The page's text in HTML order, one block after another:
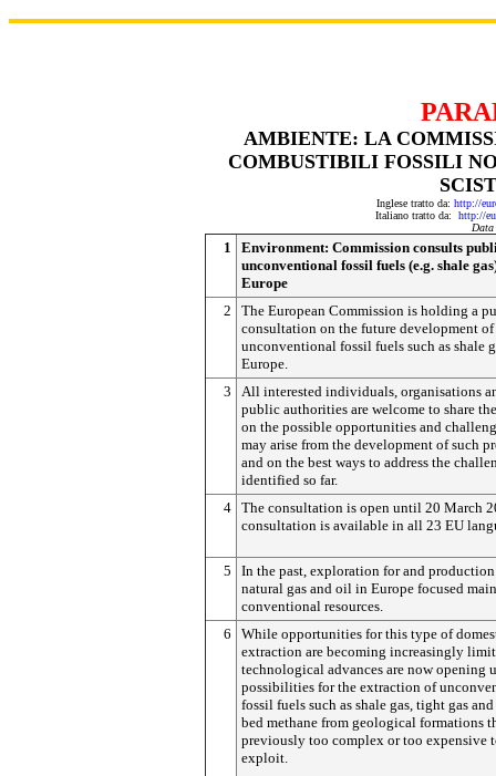
AMBIENTE: LA
COMBUSTIBILI FOSSILI
Inglese tratto da: http://
Italiano tratto da: http://
Data
1
Environment: Commission consults
unconventional fossil fuels (e.g. shale
Europe
2
The European Commission is holding a
consultation on the future development of
unconventional fossil fuels such as shale
Europe.
3
All interested individuals, organisations
public authorities are welcome to share
on the possible opportunities and
may arise from the development of such
and on the best ways to address the
identified so far.
4 The consultation is open until 20 March
consultation is available in all 23 EU
5
In the past, exploration for and
natural gas and oil in Europe focused
conventional resources.
6
While opportunities for this type of
extraction are becoming increasingly
technological advances are now opening
possibilities for the extraction of
fossil fuels such as shale gas, tight gas
bed methane from geological formations
previously too complex or too expensive
exploit.